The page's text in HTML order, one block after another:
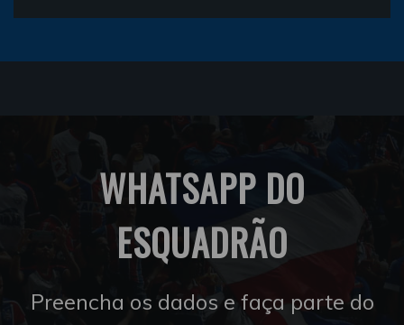
WHATSAPP DO
ESQUADRÃO
Preencha os dados e faça parte do